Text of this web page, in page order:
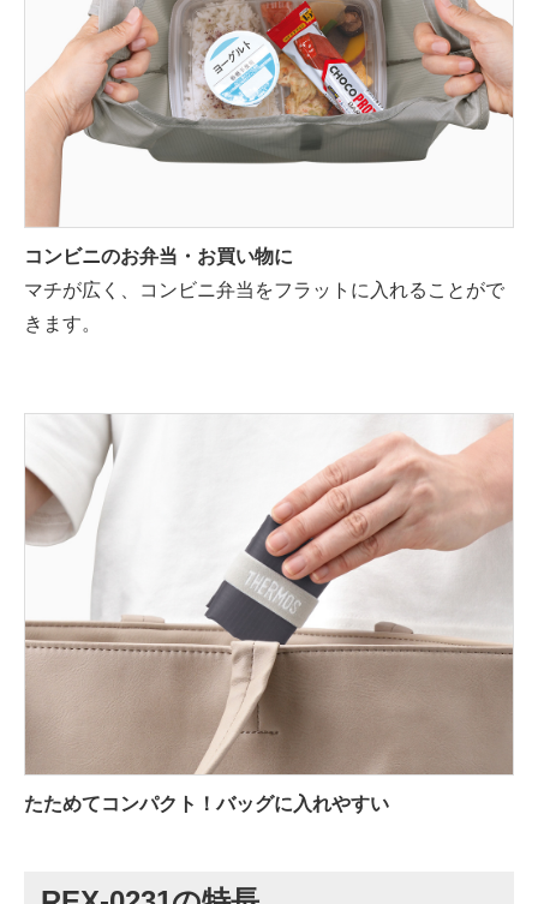
コンビニのお弁当・お買い物に
マチが広く、コンビニ弁当をフラットに入れることがで
きます。
たためてコンパクト！バッグに入れやすい